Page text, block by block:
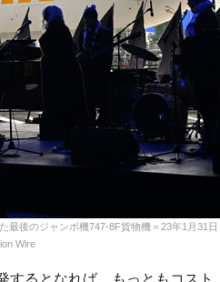
最後のジャンボ機747-8F貨物機＝23年1月31日
Wire
るとなれば、もっともコスト